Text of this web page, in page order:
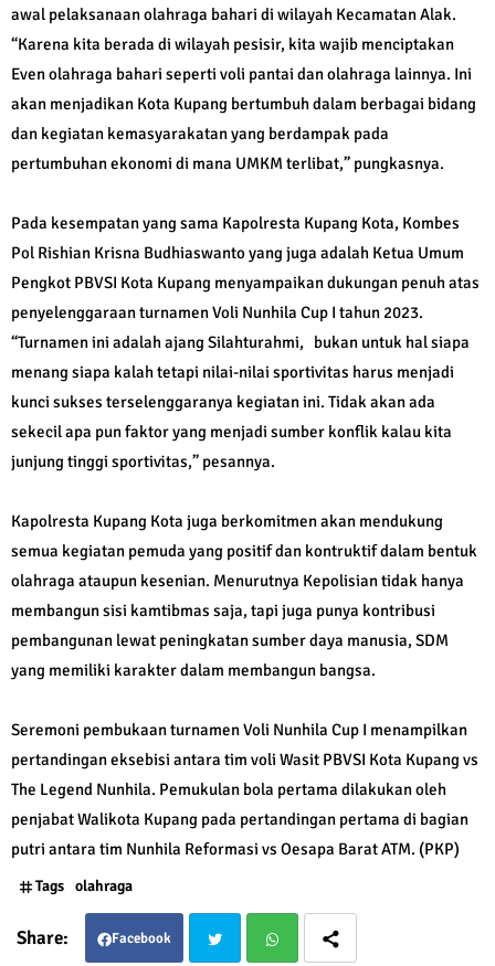
awal pelaksanaan olahraga bahari di wilayah Kecamatan Alak.
“Karena kita berada di wilayah pesisir, kita wajib menciptakan
Even olahraga bahari seperti voli pantai dan olahraga lainnya. Ini
akan menjadikan Kota Kupang bertumbuh dalam berbagai bidang
dan kegiatan kemasyarakatan yang berdampak pada
pertumbuhan ekonomi di mana UMKM terlibat,” pungkasnya.
Pada kesempatan yang sama Kapolresta Kupang Kota, Kombes
Pol Rishian Krisna Budhiaswanto yang juga adalah Ketua Umum
Pengkot PBVSI Kota Kupang menyampaikan dukungan penuh atas
penyelenggaraan turnamen Voli Nunhila Cup I tahun 2023.
“Turnamen ini adalah ajang Silahturahmi, bukan untuk hal siapa
menang siapa kalah tetapi nilai-nilai sportivitas harus menjadi
kunci sukses terselenggaranya kegiatan ini. Tidak akan ada
sekecil apa pun faktor yang menjadi sumber konflik kalau kita
junjung tinggi sportivitas,” pesannya.
Kapolresta Kupang Kota juga berkomitmen akan mendukung
semua kegiatan pemuda yang positif dan kontruktif dalam bentuk
olahraga ataupun kesenian. Menurutnya Kepolisian tidak hanya
membangun sisi kamtibmas saja, tapi juga punya kontribusi
pembangunan lewat peningkatan sumber daya manusia, SDM
yang memiliki karakter dalam membangun bangsa.
Seremoni pembukaan turnamen Voli Nunhila Cup I menampilkan
pertandingan eksebisi antara tim voli Wasit PBVSI Kota Kupang vs
The Legend Nunhila. Pemukulan bola pertama dilakukan oleh
penjabat Walikota Kupang pada pertandingan pertama di bagian
putri antara tim Nunhila Reformasi vs Oesapa Barat ATM. (PKP)
Tags olahraga
Facebook